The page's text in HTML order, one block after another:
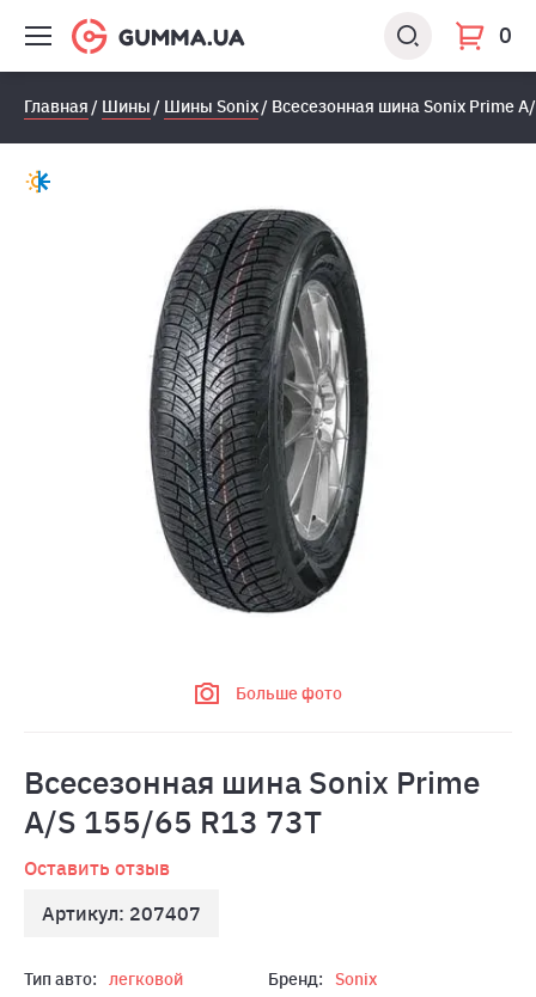
0
Главная Шины Шины Sonix Всесезонная шина Sonix Prime
Больше фото
Всесезонная шина Sonix Prime
A/S 155/65 R13 73T
Оставить отзыв
Артикул: 207407
Тип авто: легковой Бренд:
Sonix